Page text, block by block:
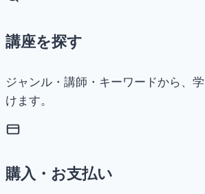
講座を探す
ジャンル・講師・キーワードから、
けます。
購入・お支払い